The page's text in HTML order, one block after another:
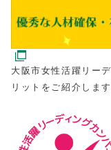
大阪市女性活躍リー
リットをご紹介しま